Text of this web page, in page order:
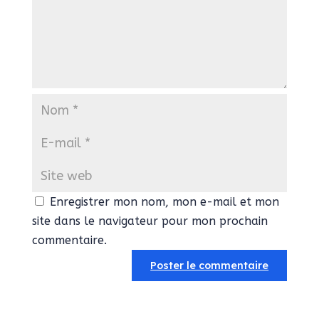
Enregistrer mon nom, mon e-mail et mon
site dans le navigateur pour mon prochain
commentaire.